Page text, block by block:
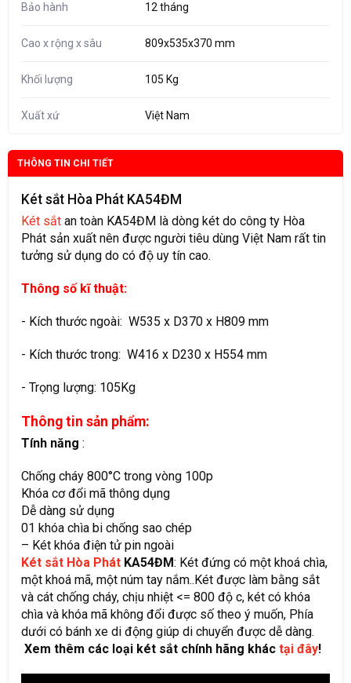
THÔNG TIN CHI TIẾT
Két sắt Hòa Phát KA54ĐM
Két sắt an toàn KA54ĐM là dòng két do công ty Hòa
Phát sản xuất nên được người tiêu dùng Việt Nam rất tin
tưởng sử dụng do có độ uy tín cao.
Thông số kĩ thuật:
- Kích thước ngoài: W535 x D370 x H809 mm
- Kích thước trong: W416 x D230 x H554 mm
- Trọng lượng: 105Kg
Thông tin sản phẩm:
Tính năng :
Chống cháy 800°C trong vòng 100p
Khóa cơ đổi mã thông dụng
Dễ dàng sử dụng
01 khóa chìa bi chống sao chép
– Két khóa điện tử pin ngoài
Két sắt Hòa Phát KA54ĐM: Két đứng có một khoá chìa,
một khoá mã, một núm tay nắm..Két được làm bằng sắt
và cát chống cháy, chịu nhiệt <= 800 độ c, két có khóa
chìa và khóa mã không đổi được số theo ý muốn, Phía
dưới có bánh xe di động giúp di chuyển được dễ dàng.
Xem thêm các loại két sắt chính hãng khác tại đây!
Bảo hành 12 tháng
Cao x rộng x sâu 809x535x370 mm
Khối lượng 105 Kg
Xuất xứ Việt Nam